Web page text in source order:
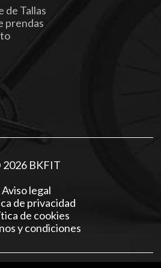
de Tallas
prendas
BKFIT
Aviso legal
de privacidad
de cookies
y condiciones